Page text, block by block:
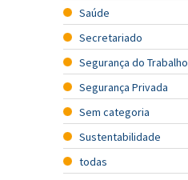
Saúde
Secretariado
Segurança do Trabalho
Segurança Privada
Sem categoria
Sustentabilidade
todas